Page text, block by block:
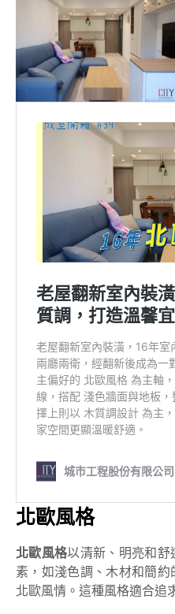
北歐風格
北歐風格以清新、明亮和舒
素，如淺色調、木材和簡
北歐風情。這種風格適合追